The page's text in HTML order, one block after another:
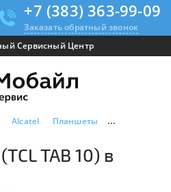
+7 (383) 363-99-09
Заказать обратный звонок
Сервисный Центр
Alcatel Планшеты Ремонт
TAB 10) в